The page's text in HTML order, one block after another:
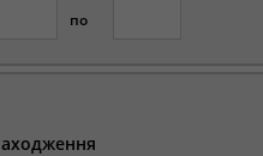
по